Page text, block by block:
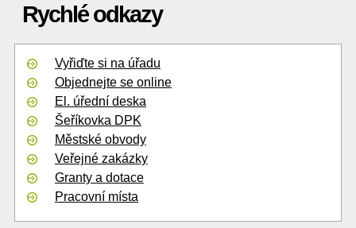
Rychlé odkazy
Vyřiďte si na úřadu
Objednejte se online
El. úřední deska
Šeříkovka DPK
Městské obvody
Veřejné zakázky
Granty a dotace
Pracovní místa